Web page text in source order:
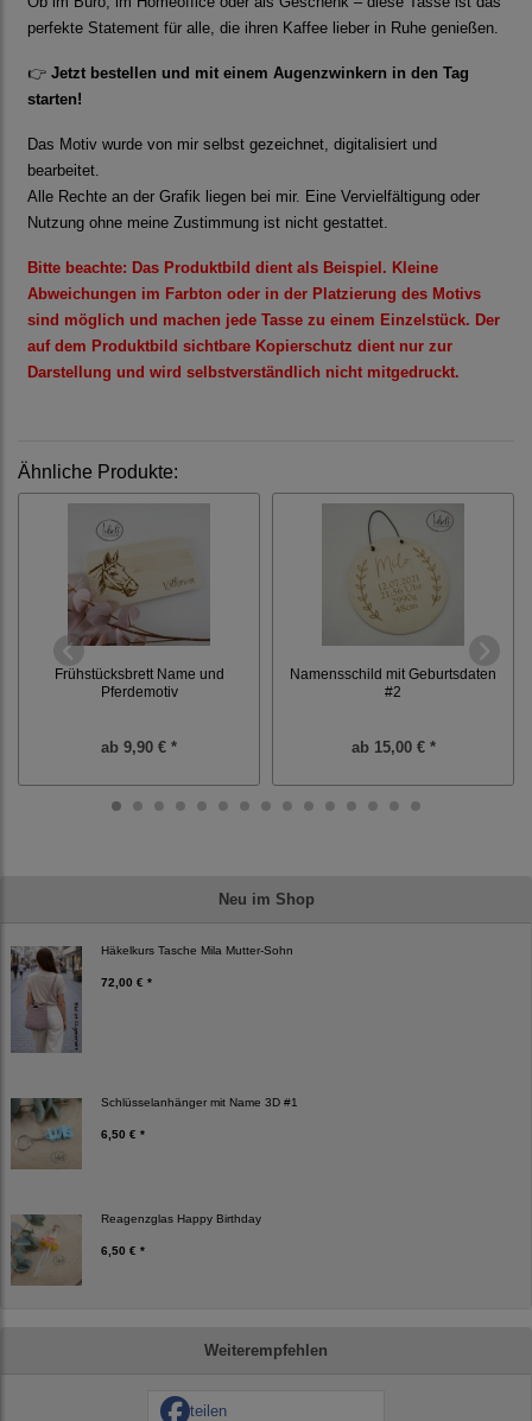
Neu im Shop
Häkelkurs Tasche Mila Mutter-Sohn
72,00 € *
Schlüsselanhänger mit Name 3D #1
6,50 € *
Reagenzglas Happy Birthday
6,50 € *
Weiterempfehlen
teilen
perfekte Statement für alle, die ihren Kaffee lieber in Ruhe genießen.
👉 Jetzt bestellen und mit einem Augenzwinkern in den Tag
starten!
Das Motiv wurde von mir selbst gezeichnet, digitalisiert und
bearbeitet.
Alle Rechte an der Grafik liegen bei mir. Eine Vervielfältigung oder
Nutzung ohne meine Zustimmung ist nicht gestattet.
Bitte beachte: Das Produktbild dient als Beispiel . Kleine
Abweichungen im Farbton oder in der Platzierung des Motivs
sind möglich und machen jede Tasse zu einem Einzelstück. Der
auf dem Produktbild sichtbare Kopierschutz dient nur zur
Darstellung und wird selbstverständlich nicht mitgedruckt.
Ähnliche Produkte:
Frühstücksbrett Name und
Pferdemotiv
ab 9,90 € *
Namensschild mit Geburtsdaten
#2
ab15,00 € *